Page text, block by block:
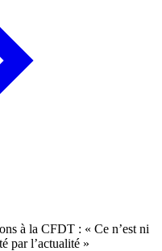
à la CFDT : « Ce n’est ni
par l’actualité »